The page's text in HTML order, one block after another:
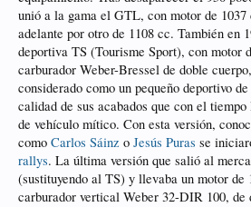
unió a la gama el GTL, con motor de 1037
adelante por otro de 1108 cc. También en
deportiva TS (Tourisme Sport), con motor
carburador Weber-Bressel de doble
considerado como un pequeño deportivo
calidad de sus acabados que con el
de vehículo mítico. Con esta versión,
como Carlos Sáinz o Jesús Puras se
rallys. La última versión que salió al
(sustituyendo al TS) y llevaba un motor de
carburador vertical Weber 32-DIR 100, de